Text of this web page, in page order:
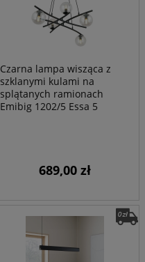
Czarna lampa wisząca z
szklanymi kulami na
splątanych ramionach
Emibig 1202/5 Essa 5
689,00 zł